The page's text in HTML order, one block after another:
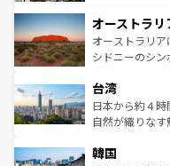
部のニューオー
文化が魅力。旅
しみながら、
ならではの贅沢な旅のス
情報はコンテ
ワイ島は見逃せ
島だが、静かな
おすすめ。エ
れるおもてなし
人々、おいし
ク、伝統的な
ワイを、存分に味わってほ
オーストラリ
オーストラリア
シドニーのシ
リアリーフや大
ク）、タスマ
ど、見どころ
いる。アクティ
台湾
日本から約４
自然が織りな
ン）、静ひつな
韓国